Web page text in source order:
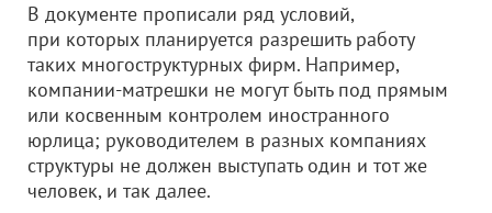
В документе прописали ряд условий,
при которых планируется разрешить работу
таких многоструктурных фирм. Например,
компании-матрешки не могут быть под прямым
или косвенным контролем иностранного
юрлица; руководителем в разных компаниях
структуры не должен выступать один и тот же
человек, и так далее.